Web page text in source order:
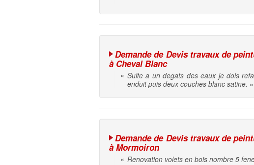
Demande de Devis travaux de
à Cheval Blanc
« Suite a un degats des eaux je dois
enduit puis deux couches blanc satine. »
Demande de Devis travaux de
à Mormoiron
« Renovation volets en bois nombre 5